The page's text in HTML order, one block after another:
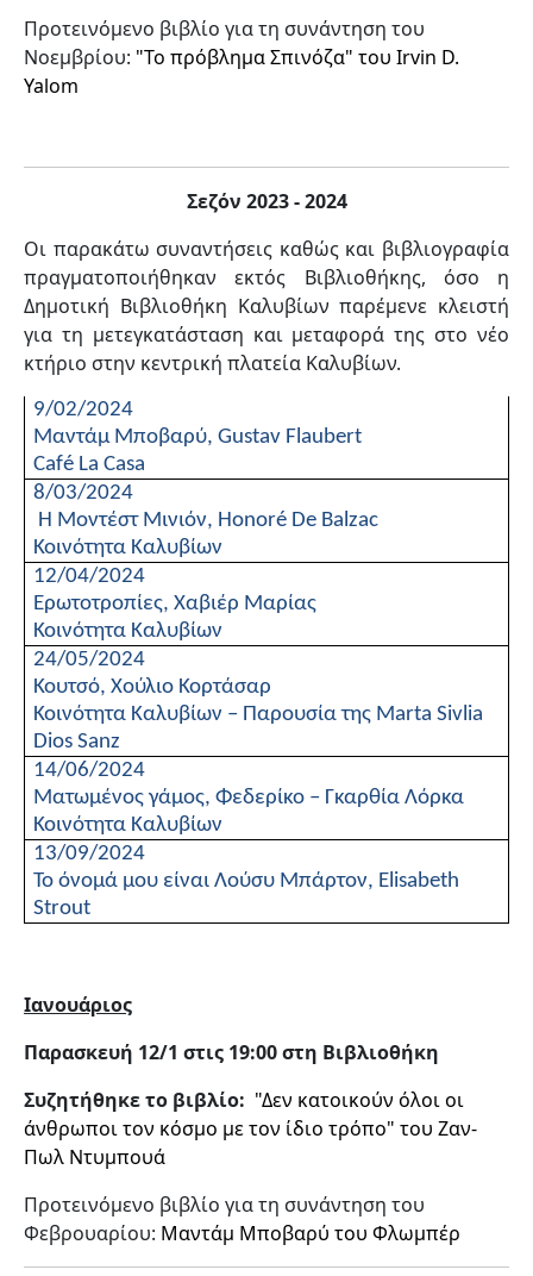
Προτεινόμενο βιβλίο για τη συνάντηση του
Νοεμβρίου: "Το πρόβλημα Σπινόζα" του Irvin D.
Yalom
Σεζόν 2023 - 2024
Οι παρακάτω συναντήσεις καθώς και βιβλιογραφία
πραγματοποιήθηκαν εκτός Βιβλιοθήκης, όσο η
Δημοτική Βιβλιοθήκη Καλυβίων παρέμενε κλειστή
για τη μετεγκατάσταση και μεταφορά της στο νέο
κτήριο στην κεντρική πλατεία Καλυβίων.
9/02/2024
Μαντάμ Μποβαρύ,Gustav Flaubert
Café La Casa
8/03/2024
Η Μοντέστ Μινιόν, Honoré De Balzac
Κοινότητα Καλυβίων
12/04/2024
Ερωτοτροπίες, Χαβιέρ Μαρίας
Κοινότητα Καλυβίων
24/05/2024
Κουτσό, Χούλιο Κορτάσαρ
Κοινότητα Καλυβίων – Παρουσία της Marta Sivlia
Dios Sanz
14/06/2024
Ματωμένος γάμος, Φεδερίκο – Γκαρθία Λόρκα
Κοινότητα Καλυβίων
13/09/2024
Το όνομά μου είναι Λούσυ Μπάρτον, Elisabeth
Strout
Ιανουάριος
Παρασκευή 12/1 στις 19:00 στη Βιβλιοθήκη
Συζητήθηκε το βιβλίο: "Δεν κατοικούν όλοι οι
άνθρωποι τον κόσμο με τον ίδιο τρόπο" του Ζαν-
Πωλ Ντυμπουά
Προτεινόμενο βιβλίο για τη συνάντηση του
Φεβρουαρίου: Μαντάμ Μποβαρύ του Φλωμπέρ